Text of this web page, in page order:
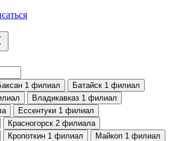
1 филиал Батайск 1 филиал
Владикавказ 1 филиал
Ессентуки 1 филиал
Красногорск 2 филиала
Кропоткин 1 филиал Майкоп 1 филиал